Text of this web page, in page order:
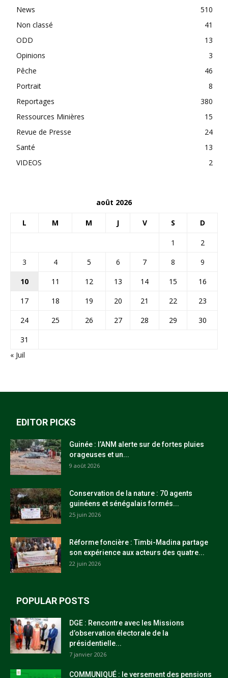
News
510
Non classé
41
ODD
13
Opinions
3
Pêche
46
Portrait
8
Reportages
380
Ressources Minières
15
Revue de Presse
24
Santé
13
VIDEOS
2
août 2026
L M M J V S D
1
2
3
4 5 6 7 8
9
10
11 12 13 14 15
16
17
18 19 20 21 22
23
24
25 26 27 28 29
30
31
« Juil
EDITOR PICKS
Guinée : l’ANM alerte sur de fortes pluies
orageuses et un...
9 août 2026
Conservation de la nature : 70 agents
guinéens et sénégalais formés...
25 juin 2026
Réforme foncière : Timbi-Madina partage
son expérience aux acteurs des quatre...
22 juin 2026
POPULAR POSTS
DGE : Rencontre avec les Missions
d’observation électorale de la
présidentielle...
7 janvier 2026
COMMUNIQUÉ : le versement des pensions